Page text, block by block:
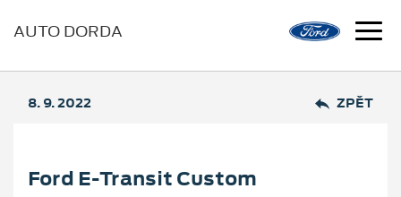
AUTO DORDA
8. 9. 2022 ZPĚT
Ford E-Transit Custom